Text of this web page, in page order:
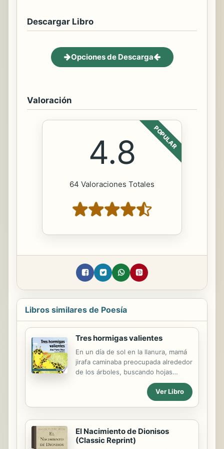
Descargar Libro
Opciones de Descarga
Valoración
POPULAR
4.8
64 Valoraciones Totales
Libros similares de Poesía
Tres hormigas valientes
En un día de sol en la llanura, mamá
jirafa caminaba preocupada alrededor
de los árboles, buscando hojas
tiernas para su hija la jirafita. Ana
María Shua, una autora que nos hace
descubrir nuevos mundos, llenos de
Ver Libro
El Nacimiento de Dionisos
(Classic Reprint)